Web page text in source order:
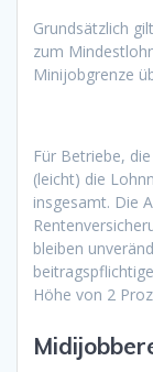
Grundsätzlich
zum
Minijobgrenze
Für Betriebe,
(leicht) die
insgesamt. Die
bleiben
Höhe von 2